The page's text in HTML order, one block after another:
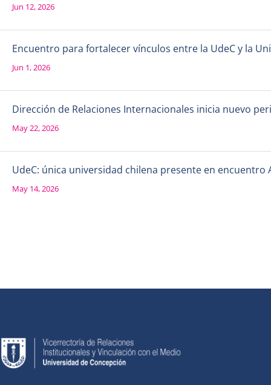
Jun 12, 2026
Encuentro para fortalecer vínculos entre la UdeC y la
Jun 1, 2026
Dirección de Relaciones Internacionales inicia nuevo
May 22, 2026
UdeC: única universidad chilena presente en
May 14, 2026